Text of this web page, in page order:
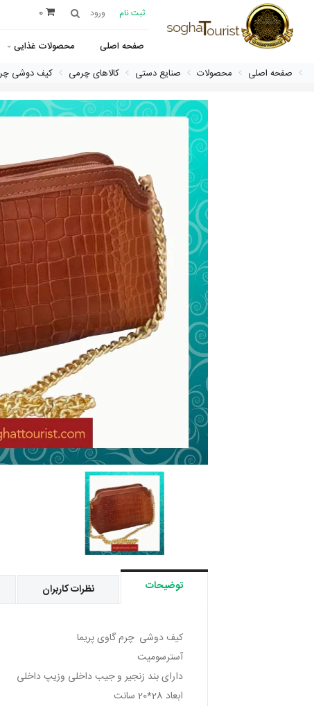
ثبت نام ورود 0
صفحه اصلی محصولات غذایی
صفحه اصلی
محصولات صنایع دستی کالاهای چرمی کیف دوشی
توضیحات نظرات کاربران
کیف دوشی چرم گاوی پریما
آسترسومیت
دارای بند زنجیر و جیب داخلی وزیپ داخلی
ابعاد 28*20 سانت